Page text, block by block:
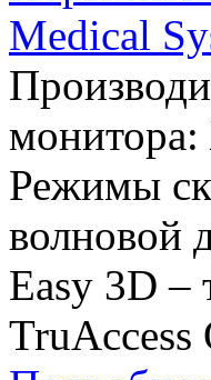
Medical
Режимы
волновой
Easy 3D –